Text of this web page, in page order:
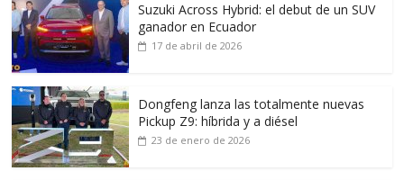
Suzuki Across Hybrid: el debut de un SUV
ganador en Ecuador
17 de abril de 2026
Dongfeng lanza las totalmente nuevas
Pickup Z9: híbrida y a diésel
23 de enero de 2026